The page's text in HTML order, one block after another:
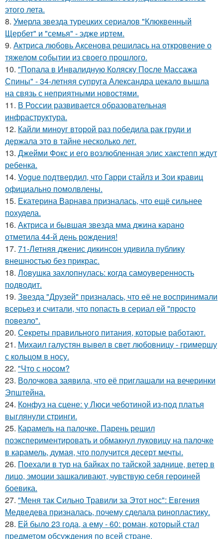
этого лета.
8. Умерла звезда турецких сериалов "Клюквенный
Щербет" и "семья" - эдже иртем.
9. Актриса любовь Аксенова решилась на откровение о
тяжелом событии из своего прошлого.
10. "Попала в Инвалидную Коляску После Массажа
Спины" - 34-летняя супруга Александра цекало вышла
на связь с неприятными новостями.
11. В России развивается образовательная
инфраструктура.
12. Кайли миноуг второй раз победила рак груди и
держала это в тайне несколько лет.
13. Джейми Фокс и его возлюбленная элис хакстепп ждут
ребенка.
14. Vogue подтвердил, что Гарри стайлз и Зои кравиц
официально помолвлены.
15. Екатерина Варнава призналась, что ещё сильнее
похудела.
16. Актриса и бывшая звезда мма джина карано
отметила 44-й день рождения!
17. 71-Летняя дженис дикинсон удивила публику
внешностью без прикрас.
18. Ловушка захлопнулась: когда самоуверенность
подводит.
19. Звезда "Друзей" призналась, что её не воспринимали
всерьез и считали, что попасть в сериал ей "просто
повезло".
20. Секреты правильного питания, которые работают.
21. Михаил галустян вывел в свет любовницу - гримершу
с кольцом в носу.
22. "Что с носом?
23. Волочкова заявила, что её приглашали на вечеринки
Эпштейна.
24. Конфуз на сцене: у Люси чеботиной из-под платья
выглянули стринги.
25. Карамель на палочке. Парень решил
поэкспериментировать и обмакнул луковицу на палочке
в карамель, думая, что получится десерт мечты.
26. Поехали в тур на байках по тайской заднице, ветер в
лицо, эмоции зашкаливают, чувствую себя героиней
боевика.
27. "Меня так Сильно Травили за Этот нос": Евгения
Медведева призналась, почему сделала ринопластику.
28. Ей было 23 года, а ему - 60: роман, который стал
предметом обсуждения по всей стране.